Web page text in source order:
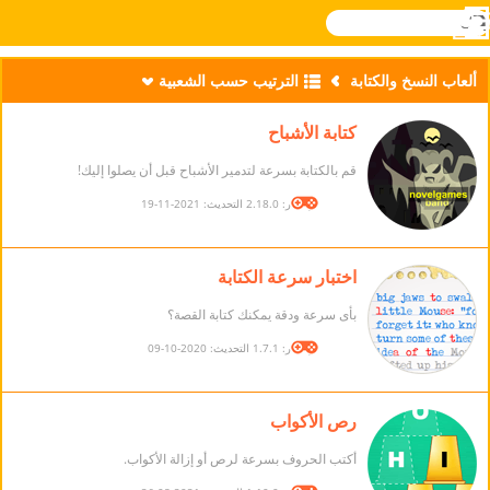
Novel
Games
بحث
تسجيل
الدخول
القائمة
ألعاب النسخ والكتابة الترتيب حسب الشعبية
كتابة الأشباح
قم بالكتابة بسرعة لتدمير الأشباح قبل أن يصلوا إليك!
الإصدار: 2.18.0 التحديث: 2021-11-19
اختبار سرعة الكتابة
بأى سرعة ودقة يمكنك كتابة القصة؟
الإصدار: 1.7.1 التحديث: 2020-10-09
رص الأكواب
أكتب الحروف بسرعة لرص أو إزالة الأكواب.